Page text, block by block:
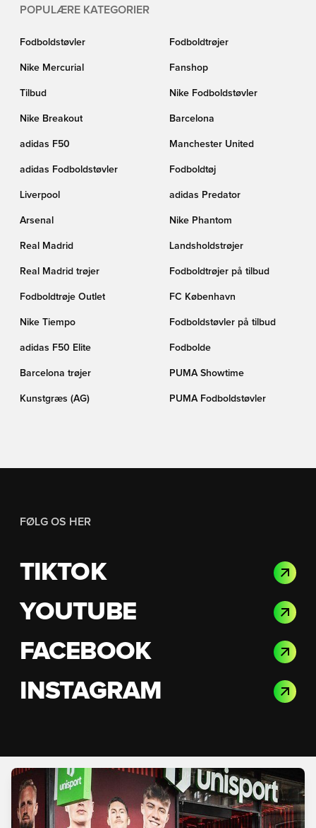
POPULÆRE KATEGORIER
Fodboldstøvler Fodboldtrøjer
Nike Mercurial Fanshop
Tilbud Nike Fodboldstøvler
Nike Breakout Barcelona
adidas F50 Manchester United
adidas Fodboldstøvler Fodboldtøj
Liverpool adidas Predator
Arsenal Nike Phantom
Real Madrid Landsholdstrøjer
Real Madrid trøjer Fodboldtrøjer på tilbud
Fodboldtrøje Outlet FC København
Nike Tiempo Fodboldstøvler på tilbud
adidas F50 Elite Fodbolde
Barcelona trøjer PUMA Showtime
Kunstgræs (AG) PUMA Fodboldstøvler
FØLG OS HER
TIKTOK
YOUTUBE
FACEBOOK
INSTAGRAM